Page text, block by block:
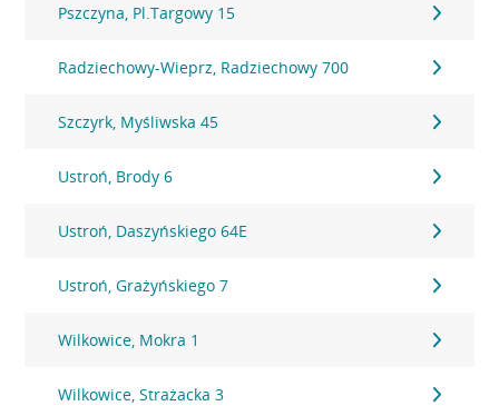
Pszczyna, Pl.Targowy 15
Radziechowy-Wieprz, Radziechowy 700
Szczyrk, Myśliwska 45
Ustroń, Brody 6
Ustroń, Daszyńskiego 64E
Ustroń, Grażyńskiego 7
Wilkowice, Mokra 1
Wilkowice, Strażacka 3